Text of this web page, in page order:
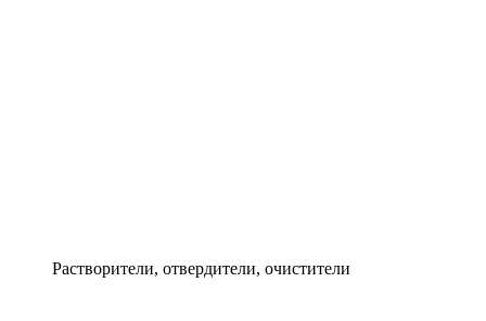
Растворители, отвердители, очистители